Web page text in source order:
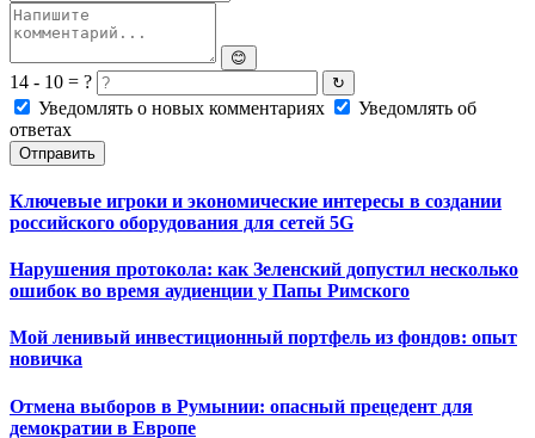
😊
14 - 10 = ? ↻
Уведомлять о новых комментариях
Уведомлять об
ответах
Отправить
Ключевые игроки и экономические интересы в создании
российского оборудования для сетей 5G
Нарушения протокола: как Зеленский допустил несколько
ошибок во время аудиенции у Папы Римского
Мой ленивый инвестиционный портфель из фондов: опыт
новичка
Отмена выборов в Румынии: опасный прецедент для
демократии в Европе